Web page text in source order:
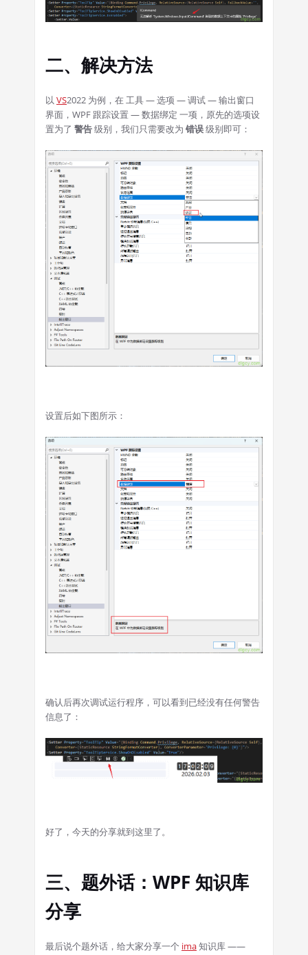
二、解决方法
以 VS2022 为例，在 工具 — 选项 — 调试 — 输出窗口
界面，WPF 跟踪设置 — 数据绑定 一项，原先的选项设
置为了 警告级别，我们只需要改为 错误级别即可：
设置后如下图所示：
确认后再次调试运行程序，可以看到已经没有任何警告
信息了：
好了，今天的分享就到这里了。
三、题外话：WPF 知识库
分享
最后说个题外话，给大家分享一个 ima知识库 ——